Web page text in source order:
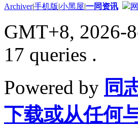
Archiver|手机版|小黑屋|一同资讯
GMT+8, 2026-
17 queries .
Powered by 同
下载或从任何